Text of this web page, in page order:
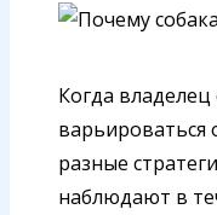
Когда
разные
наблюдают в